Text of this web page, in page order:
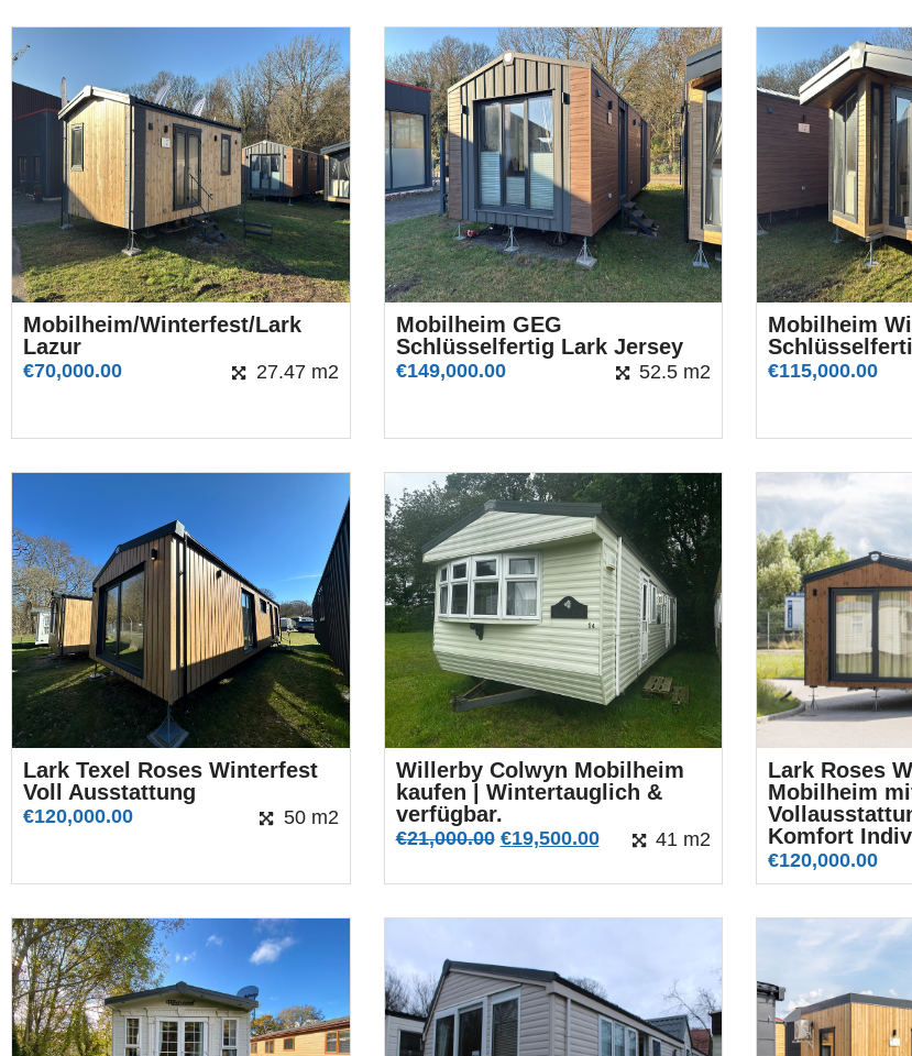
Mobilheim/Winterfest/Lark
Lazur
€70,000.00 27.47 m2
Mobilheim GEG
Schlüsselfertig Lark Jersey
€149,000.00 52.5 m2
Mobilheim
€115,000.00
Lark Texel Roses Winterfest
Voll Ausstattung
€120,000.00 50 m2
Willerby Colwyn Mobilheim
kaufen | Wintertauglich &
verfügbar.
€21,000.00 €19,500.00 41 m2
Lark Roses
Mobilheim
Komfort
€120,000.00